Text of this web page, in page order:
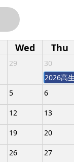
Wed Thu
29 30
2026高
5 6
12 13
19 20
26 27